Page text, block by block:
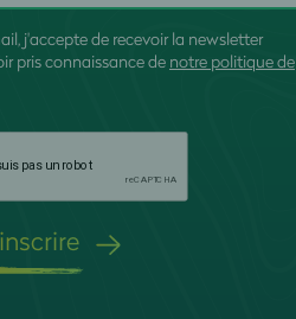
j'accepte de recevoir la newsletter
pris connaissance de notre politique de